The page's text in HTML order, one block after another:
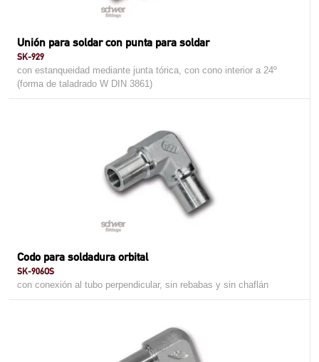
Unión para soldar con punta para soldar
SK-929
con estanqueidad mediante junta tórica, con cono interior a 24º
(forma de taladrado W DIN 3861)
Codo para soldadura orbital
SK-906OS
con conexión al tubo perpendicular, sin rebabas y sin chaflán